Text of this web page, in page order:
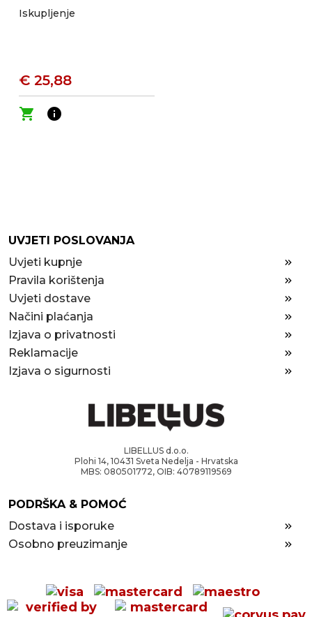
Iskupljenje
€ 25,88
shopping_cart
info
UVJETI POSLOVANJA
Uvjeti kupnje
Pravila korištenja
Uvjeti dostave
Načini plaćanja
Izjava o privatnosti
Reklamacije
Izjava o sigurnosti
LIBELLUS d.o.o.
Plohi 14, 10431 Sveta Nedelja - Hrvatska
MBS: 080501772, OIB: 40789119569
PODRŠKA & POMOĆ
Dostava i isporuke
Osobno preuzimanje